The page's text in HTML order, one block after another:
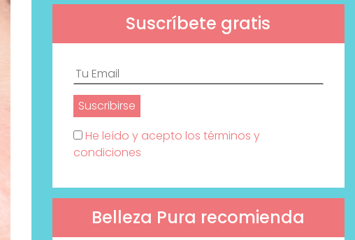
Suscríbete gratis
He leído y acepto los términos y
condiciones
Belleza Pura recomienda